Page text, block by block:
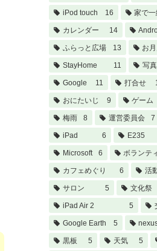
iPod touch 16 家で一
カレンダー 14
ふらっと広場 13 お
StayHome 11 写真
Google 11 打合せ
おにたいじ 9 ゲーム
梅雨 8 運営委員会 7
iPad 6 E235
Microsoft 6 ボランテ
カフェめぐり 6 活
サロン 5 文化祭
iPad Air 2 5
Google Earth 5
黒板 5 天気 5